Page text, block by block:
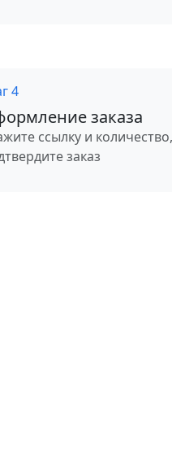
4
заказа
ссылку и
заказ